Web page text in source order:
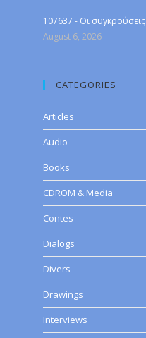
107637 - Οι συγκρούσεις
August 6, 2026
CATEGORIES
Articles
Audio
Books
CDROM & Media
Contes
Dialogs
Divers
Drawings
Interviews